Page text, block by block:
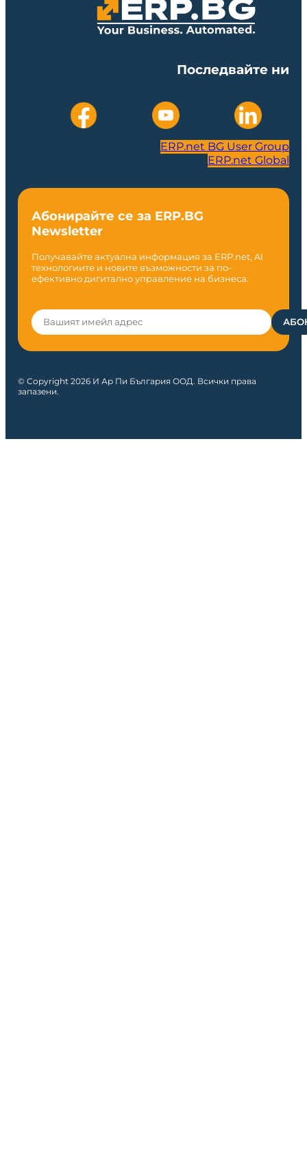
Последвайте ни
ERP.net BG User Group
ERP.net Global
Абонирайте се за ERP.BG
Newsletter
Получавайте актуална информация за ERP.net, AI
технологиите и новите възможности за по-
ефективно дигитално управление на бизнеса.
© Copyright 2026 И Ар Пи България ООД. Всички права
запазени.